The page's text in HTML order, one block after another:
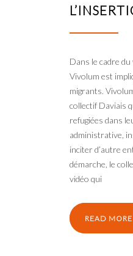
Dans le cadre du
Vivolum est
migrants.
collectif Daviais
refugiées dans
administrative,
inciter d’autre
démarche, le
vidéo qui
READ MORE